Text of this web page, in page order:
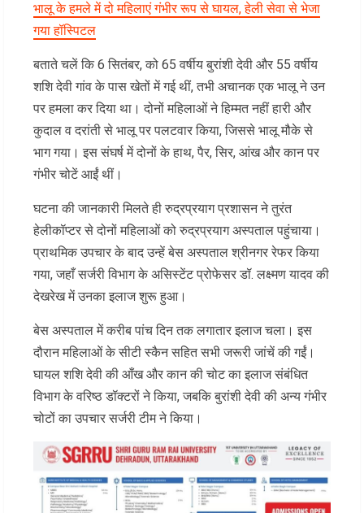
भालू के हमले में दो महिलाएं गंभीर रूप से घायल, हेली सेवा से भेजा
गया हॉस्पिटल
बताते चलें कि 6 सितंबर, को 65 वर्षीय बुरांशी देवी और 55 वर्षीय
शशि देवी गांव के पास खेतों में गई थीं, तभी अचानक एक भालू ने उन
पर हमला कर दिया था। दोनों महिलाओं ने हिम्मत नहीं हारी और
कुदाल व दरांती से भालू पर पलटवार किया, जिससे भालू मौके से
भाग गया। इस संघर्ष में दोनों के हाथ, पैर, सिर, आंख और कान पर
गंभीर चोटें आईं थीं।
घटना की जानकारी मिलते ही रुद्रप्रयाग प्रशासन ने तुरंत
हेलीकॉप्टर से दोनों महिलाओं को रुद्रप्रयाग अस्पताल पहुंचाया।
प्राथमिक उपचार के बाद उन्हें बेस अस्पताल श्रीनगर रेफर किया
गया, जहाँ सर्जरी विभाग के असिस्टेंट प्रोफेसर डॉ. लक्ष्मण यादव की
देखरेख में उनका इलाज शुरू हुआ।
बेस अस्पताल में करीब पांच दिन तक लगातार इलाज चला। इस
दौरान महिलाओं के सीटी स्कैन सहित सभी जरूरी जांचें की गईं।
घायल शशि देवी की आँख और कान की चोट का इलाज संबंधित
विभाग के वरिष्ठ डॉक्टरों ने किया, जबकि बुरांशी देवी की अन्य गंभीर
चोटों का उपचार सर्जरी टीम ने किया।